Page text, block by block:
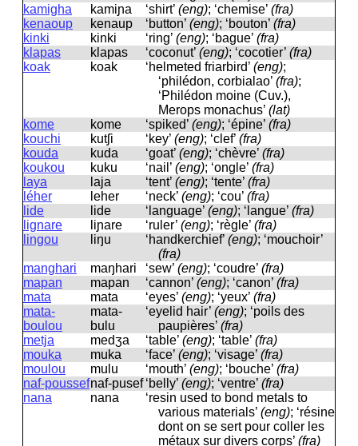
kamigha
kamiɲa ‘shirt’ (eng); ‘chemise’ (fra)
kenaoup
kenaup ‘button’ (eng); ‘bouton’ (fra)
kinki
kinki ‘ring’ (eng); ‘bague’ (fra)
klapas
klapas ‘coconut’ (eng); ‘cocotier’ (fra)
koak
koak ‘helmeted friarbird’ (eng);
‘philédon, corbialao’ (fra);
‘Philédon moine (Cuv.),
Merops monachus’ (lat)
kome
kome ‘spiked’ (eng); ‘épine’ (fra)
kouchi
kutʃi ‘key’ (eng); ‘clef’ (fra)
kouda
kuda ‘goat’ (eng); ‘chèvre’ (fra)
koukou
kuku ‘nail’ (eng); ‘ongle’ (fra)
laya
laja ‘tent’ (eng); ‘tente’ (fra)
léher
leher ‘neck’ (eng); ‘cou’ (fra)
lide
lide ‘language’ (eng); ‘langue’ (fra)
lignare
liɲare ‘ruler’ (eng); ‘règle’ (fra)
lingou
liŋu ‘handkerchief’ (eng); ‘mouchoir’
(fra)
manghari
maŋhari ‘sew’ (eng); ‘coudre’ (fra)
mapan
mapan ‘cannon’ (eng); ‘canon’ (fra)
mata
mata ‘eyes’ (eng); ‘yeux’ (fra)
mata-
boulou
mata-
bulu
‘eyelid hair’ (eng); ‘poils des
paupières’ (fra)
metja
medʒa ‘table’ (eng); ‘table’ (fra)
mouka
muka ‘face’ (eng); ‘visage’ (fra)
moulou
mulu ‘mouth’ (eng); ‘bouche’ (fra)
naf-poussefnaf-pusef ‘belly’ (eng); ‘ventre’ (fra)
nana
nana
‘resin used to bond metals to
various materials’ (eng); ‘résine
dont on se sert pour coller les
métaux sur divers corps’ (fra)